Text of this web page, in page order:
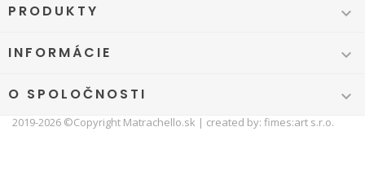
PRODUKTY 
INFORMÁCIE 
O SPOLOČNOSTI 
2019-2026 ©Copyright Matrachello.sk | created by: fimes:art s.r.o.